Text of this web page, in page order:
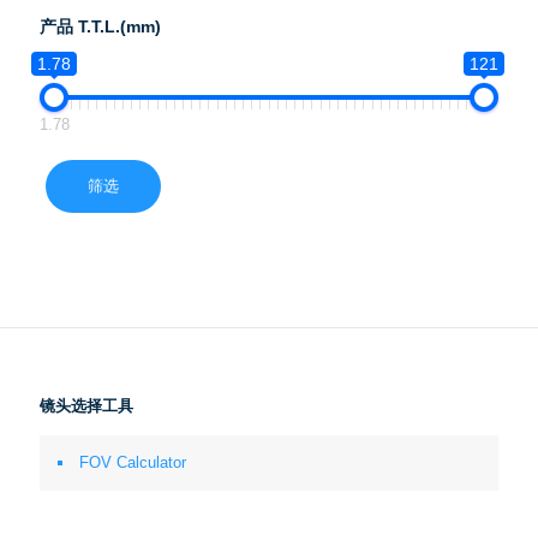
产品 T.T.L.(mm)
1.78
121
1.78
筛选
镜头选择工具
FOV Calculator